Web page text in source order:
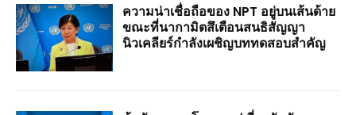
ความน่าเชื่อถือของ NPT อยู่บนเส้นด้าย
ขณะที่นากามิตสึเตือนสนธิสัญญา
นิวเคลียร์กำลังเผชิญบททดสอบสำคัญ